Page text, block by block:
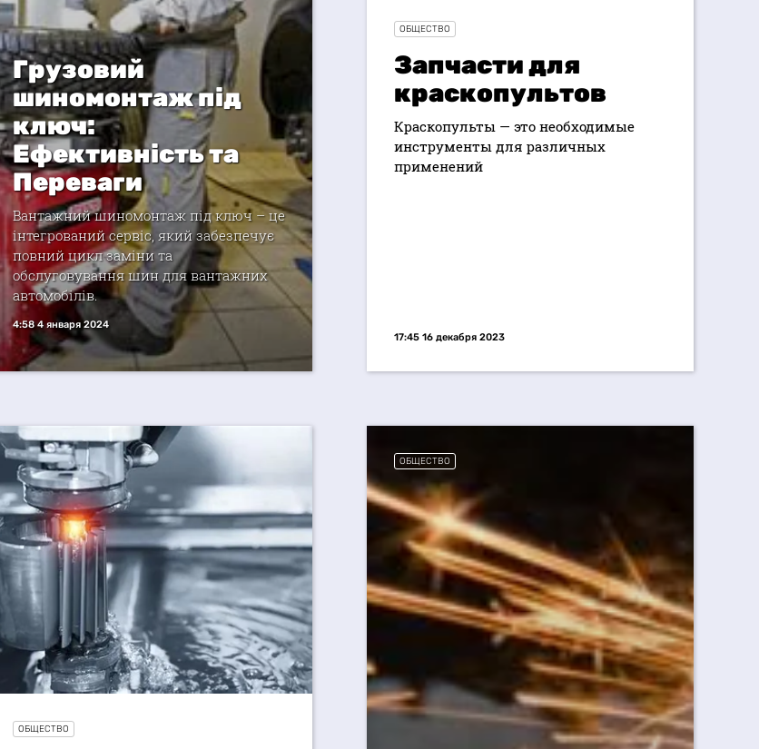
Грузовий
шиномонтаж під
ключ:
Ефективність та
Переваги
Вантажний шиномонтаж під ключ – це
інтегрований сервіс, який забезпечує
повний цикл заміни та
обслуговування шин для вантажних
автомобілів.
4:58 4 января 2024
ОБЩЕСТВО
Запчасти для
краскопультов
Краскопульты — это необходимые
инструменты для различных
применений
17:45 16 декабря 2023
ОБЩЕСТВО
ОБЩЕСТВО